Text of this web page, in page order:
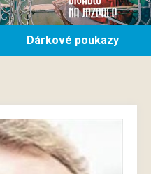
Dárkové poukazy